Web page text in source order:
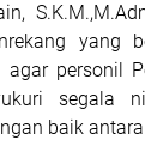
yang
agar personil
segala
baik